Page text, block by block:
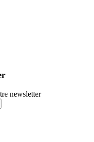
newsletter